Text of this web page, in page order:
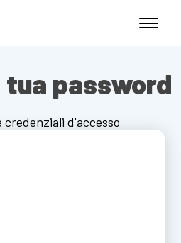
password
credenziali d'accesso